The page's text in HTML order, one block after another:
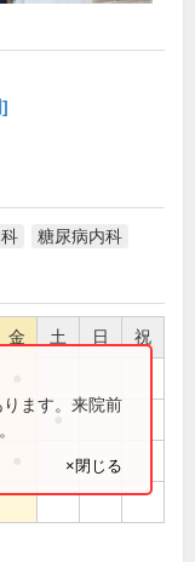
糖尿病内科
金 土 日 祝
●
ます。来院前
×閉じる